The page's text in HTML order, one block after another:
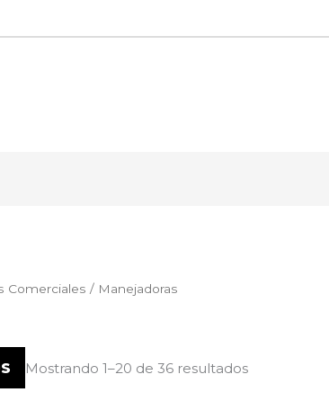
Comerciales / Manejadoras
Mostrando 1–20 de 36 resultados